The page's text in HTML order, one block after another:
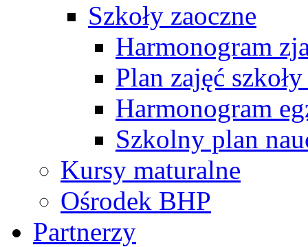
Szkoły zaoczne
Harmonogram
Plan zajęć
Harmonogram
Szkolny plan
Kursy maturalne
Ośrodek BHP
Partnerzy